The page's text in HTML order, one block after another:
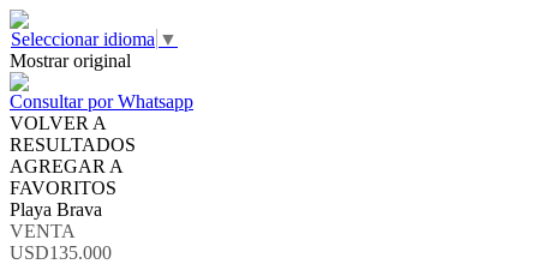
Seleccionar idioma ▼
Mostrar original
Consultar por Whatsapp
VOLVER A
RESULTADOS
AGREGAR A
FAVORITOS
Playa Brava
VENTA
USD135.000